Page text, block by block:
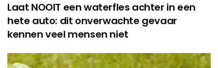
Laat NOOIT een waterfles achter in een
hete auto: dit onverwachte gevaar
kennen veel mensen niet